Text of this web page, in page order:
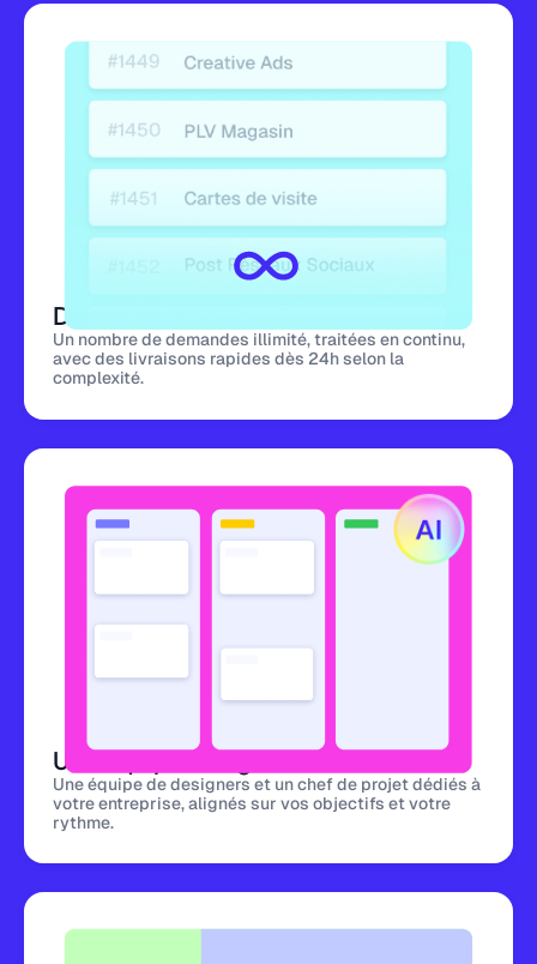
Demandes illimitées
Un nombre de demandes illimité, traitées en continu,
avec des livraisons rapides dès 24h selon la
complexité.
Une équipe design dédiée
Une équipe de designers et un chef de projet dédiés à
votre entreprise, alignés sur vos objectifs et votre
rythme.